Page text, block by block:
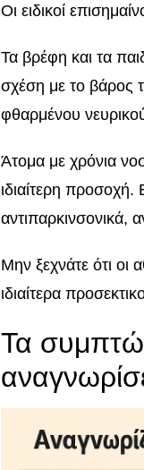
Οι ειδικοί
Τα βρέφη και τα
σχέση με το βάρος
φθαρμένου
Άτομα με χρόνια
ιδιαίτερη
αντιπαρκινσονικά,
Μην ξεχνάτε ότι οι
ιδιαίτερα
Τα